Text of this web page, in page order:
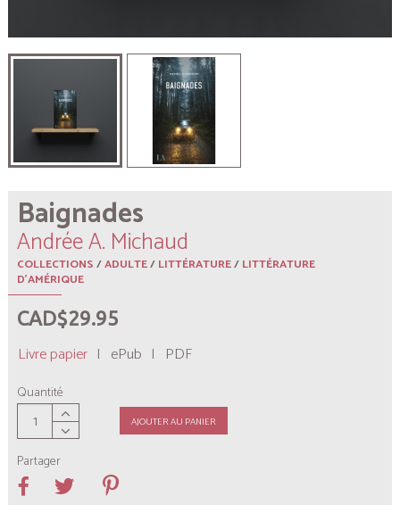
Baignades
Andrée A. Michaud
COLLECTIONS/ADULTE/LITTÉRATURE/LITTÉRATURE
D'AMÉRIQUE
CAD$29.95
Livre papier | ePub | PDF
Quantité
AJOUTER AU PANIER
Partager